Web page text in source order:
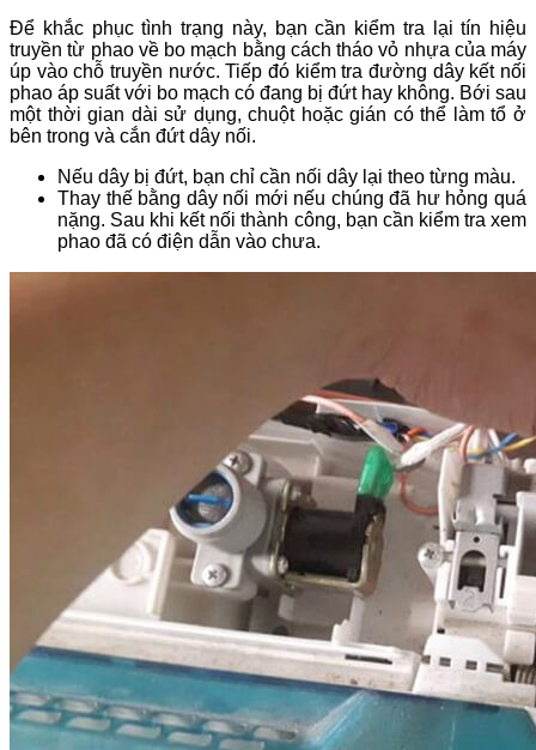
Để khắc phục tình trạng này, bạn cần kiểm tra lại tín hiệu
truyền từ phao về bo mạch bằng cách tháo vỏ nhựa của máy
úp vào chỗ truyền nước. Tiếp đó kiểm tra đường dây kết nối
phao áp suất với bo mạch có đang bị đứt hay không. Bới sau
một thời gian dài sử dụng, chuột hoặc gián có thể làm tổ ở
bên trong và cắn đứt dây nối.
Nếu dây bị đứt, bạn chỉ cần nối dây lại theo từng màu.
Thay thế bằng dây nối mới nếu chúng đã hư hỏng quá
nặng. Sau khi kết nối thành công, bạn cần kiểm tra xem
phao đã có điện dẫn vào chưa.